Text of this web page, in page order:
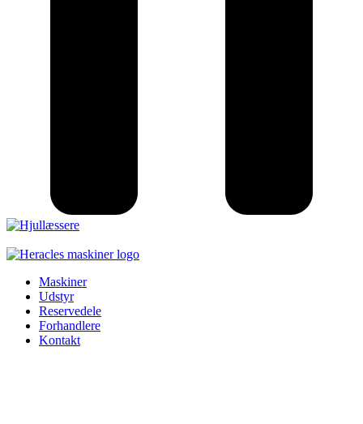
Maskiner
Udstyr
Reservedele
Forhandlere
Kontakt